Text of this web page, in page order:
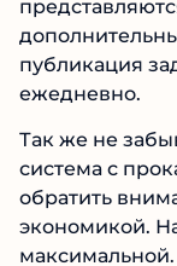
публикация
ежедневно.
Так же не
система с
обратить
экономикой.
максимальной.